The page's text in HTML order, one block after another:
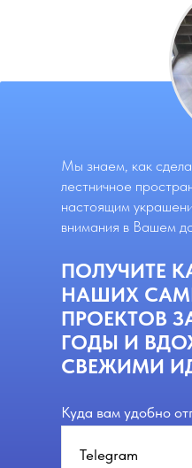
ПОЛУЧИТЕ
НАШИХ
ПРОЕКТОВ
ГОДЫ И
СВЕЖИМИ
Мы знаем, как
лестничное
настоящим
внимания в Вашем
Куда вам удобно